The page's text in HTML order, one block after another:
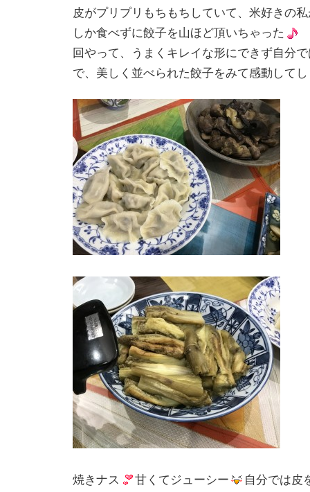
皮がプリプリもちもちしていて、米好きの
しか食べずに餃子を山ほど頂いちゃった
回やって、うまくキレイな形にできず自分
で、美しく並べられた餃子をみて感動して
焼きナス 甘くてジューシー
自分では皮